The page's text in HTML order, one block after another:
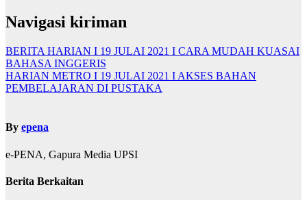
Navigasi kiriman
BERITA HARIAN I 19 JULAI 2021 I CARA MUDAH KUASAI
BAHASA INGGERIS
HARIAN METRO I 19 JULAI 2021 I AKSES BAHAN
PEMBELAJARAN DI PUSTAKA
By epena
e-PENA, Gapura Media UPSI
Berita Berkaitan